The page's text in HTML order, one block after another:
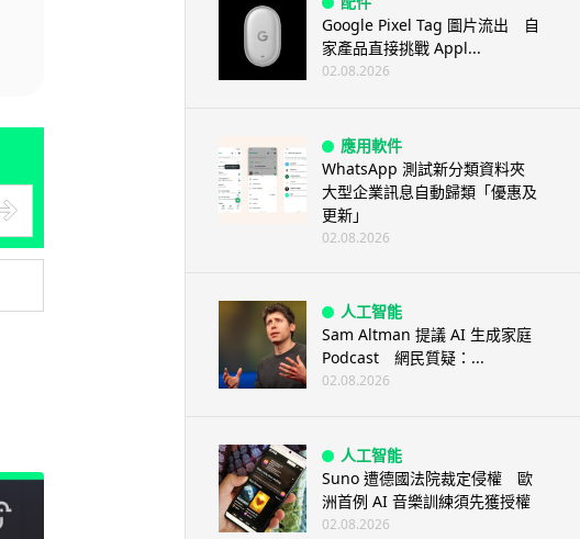
Google Pixel Tag 圖片流出 自
家產品直接挑戰 Appl...
02.08.2026
應用軟件
WhatsApp 測試新分類資料夾
大型企業訊息自動歸類「優惠及
更新」
02.08.2026
人工智能
Sam Altman 提議 AI 生成家庭
Podcast 網民質疑：...
02.08.2026
人工智能
Suno 遭德國法院裁定侵權 歐
洲首例 AI 音樂訓練須先獲授權
02.08.2026